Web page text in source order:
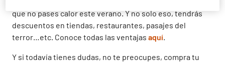
que no pases calor este verano. Y no solo eso, tendrás
descuentos en tiendas, restaurantes, pasajes del
terror…etc. Conoce todas las ventajas aquí
Y si todavía tienes dudas, no te preocupes, compra tu